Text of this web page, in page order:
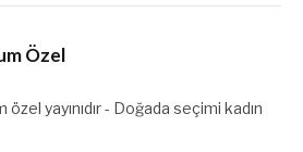
Özel
özel yayınıdır - Doğada seçimi kadın